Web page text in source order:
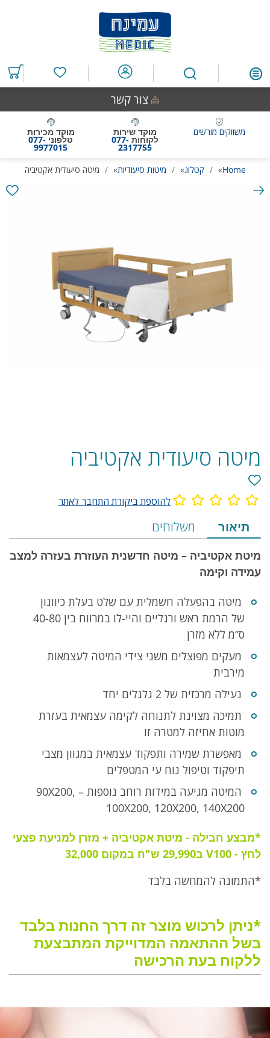
מוצרים
במועדפים
משווקים מורשים מוקד שירות
לקוחות 077-
2317755
מוקד מכירות
טלפוני 077-
9977015
צור קשר
Home
» קטלוג» מיטות סיעודיות» מיטה סיעודית אקטיביה
מיטה סיעודית אקטיביה
להוספת ביקורת התחבר לאתר
מידע
על
המוצר
תיאור,
מפרט
ומשלוחים
תיאור משלוחים
מיטת אקטיביה – מיטה חדשנית העוזרת בעזרה למצב
עמידה וקימה
מיטה בהפעלה חשמלית עם שלט בעלת כיוונון
של הרמת ראש ורגליים והיי-לו במרווח בין 40-80
ס”מ ללא מזרן
מעקים מפוצלים משני צידי המיטה לעצמאות
מירבית
נעילה מרכזית של 2 גלגלים יחד
תמיכה מצוינת לתנוחה לקימה עצמאית בעזרת
מוטות אחיזה למטרה זו
מאפשרת שמירה ותפקוד עצמאית במגוון מצבי
תיפקוד וטיפול נוח עי המטפלים
המיטה מגיעה במידות רוחב נוספות – 90X200,
100X200, 120X200, 140X200
*מבצע חבילה - מיטת אקטיביה + מזרן למניעת פצעי
לחץ - V100 ב29,990 ש"ח במקום 32,000
*התמונה להמחשה בלבד
*ניתן לרכוש מוצר זה דרך החנות בלבד
בשל ההתאמה המדוייקת המתבצעת
ללקוח בעת הרכישה
גלריית